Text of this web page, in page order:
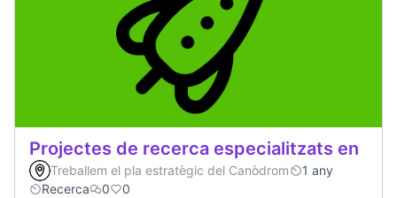
Projectes de recerca especialitzats en
Treballem el pla estratègic del Canòdrom
1 any
Recerca
0 0